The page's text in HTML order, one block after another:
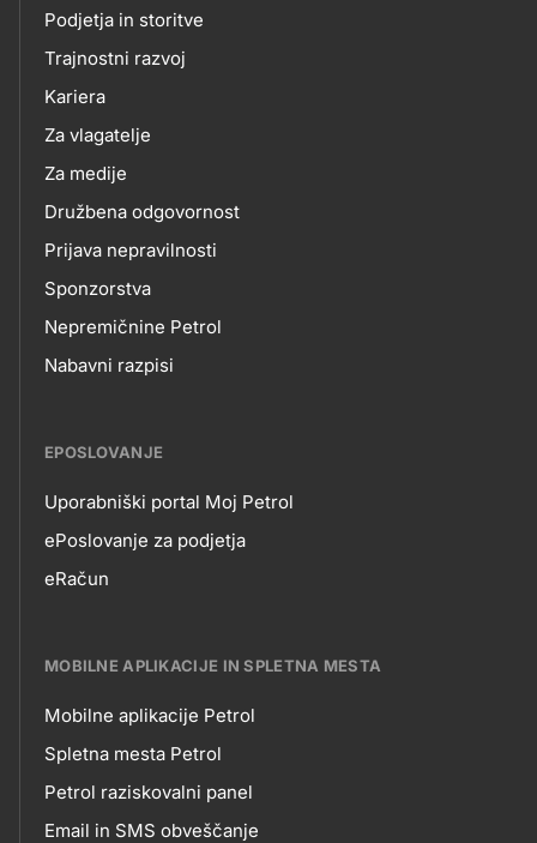
title???
O
NAS
Podjetja in storitve
Trajnostni razvoj
Kariera
Za vlagatelje
Za medije
Družbena odgovornost
Prijava nepravilnosti
Sponzorstva
Nepremičnine Petrol
Nabavni razpisi
EPOSLOVANJE
EPOSLOVANJE
Uporabniški portal Moj Petrol
ePoslovanje za podjetja
eRačun
MOBILNE APLIKACIJE IN SPLETNA MESTA
MOBILNE
APLIKACIJE
Mobilne aplikacije Petrol
Spletna mesta Petrol
Petrol raziskovalni panel
Email in SMS obveščanje